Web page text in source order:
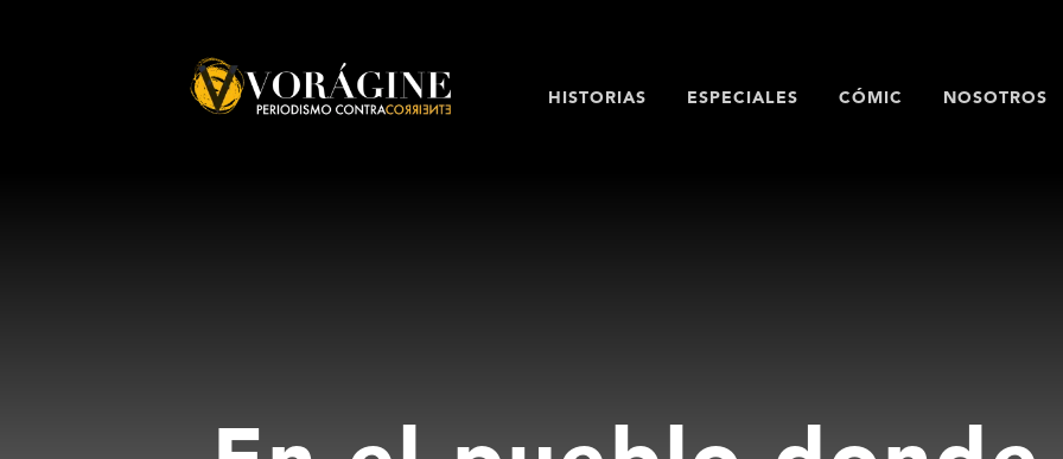
HISTORIAS ESPECIALES CÓMIC NOSOTROS